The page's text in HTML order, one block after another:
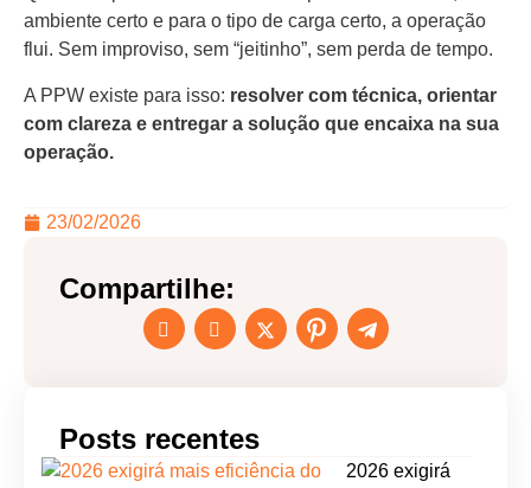
ambiente certo e para o tipo de carga certo, a operação
flui. Sem improviso, sem “jeitinho”, sem perda de tempo.
A PPW existe para isso: resolver com técnica, orientar
com clareza e entregar a solução que encaixa na sua
operação.
23/02/2026
Compartilhe:
Posts recentes
2026 exigirá